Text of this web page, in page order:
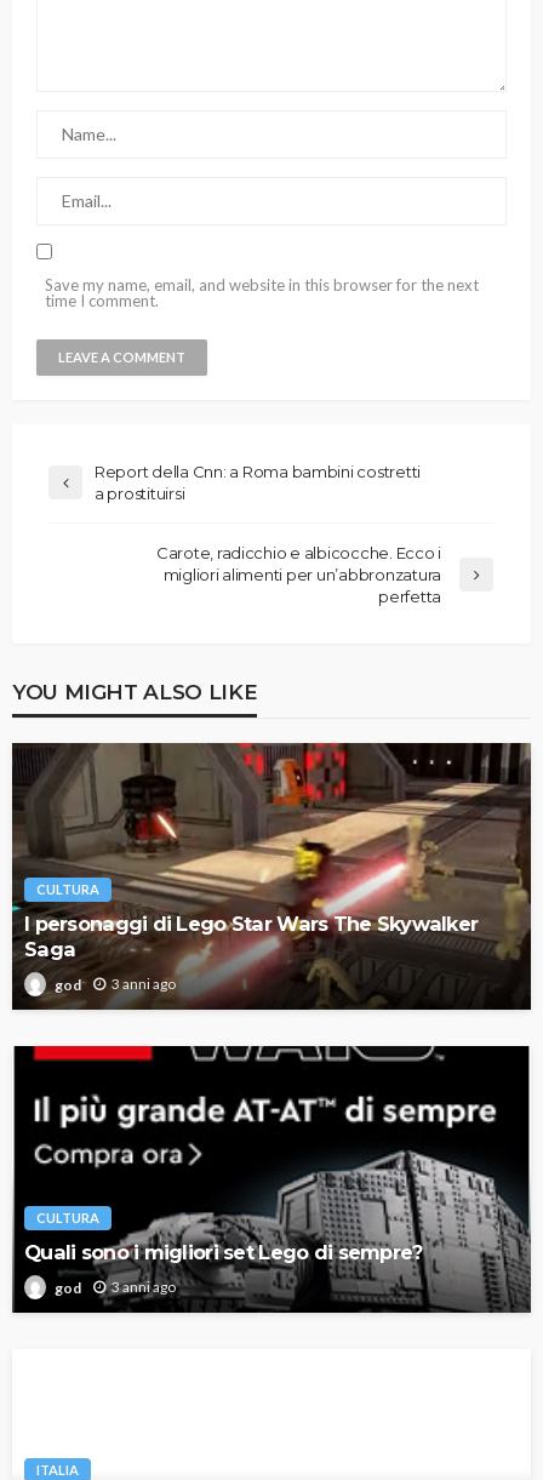
Save my name, email, and website in this browser for the next
time I comment.
Report della Cnn: a Roma bambini costretti
a prostituirsi
Carote, radicchio e albicocche. Ecco i
migliori alimenti per un’abbronzatura
perfetta
YOU MIGHT ALSO LIKE
CULTURA
I personaggi di Lego Star Wars The Skywalker
Saga
god 3 anni ago
CULTURA
Quali sono i migliori set Lego di sempre?
god 3 anni ago
ITALIA